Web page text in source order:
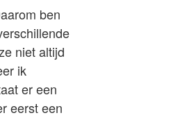
ben
niet altijd
ik
er een
eerst een